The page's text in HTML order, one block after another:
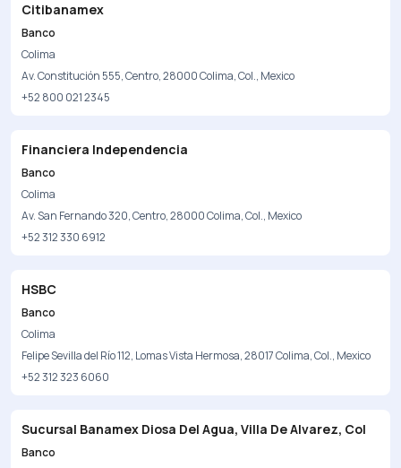
Citibanamex
Banco
Colima
Av. Constitución 555, Centro, 28000 Colima, Col., Mexico
+52 800 021 2345
Financiera Independencia
Banco
Colima
Av. San Fernando 320, Centro, 28000 Colima, Col., Mexico
+52 312 330 6912
HSBC
Banco
Colima
Felipe Sevilla del Río 112, Lomas Vista Hermosa, 28017 Colima, Col., Mexico
+52 312 323 6060
Sucursal Banamex Diosa Del Agua, Villa De Alvarez, Col
Banco